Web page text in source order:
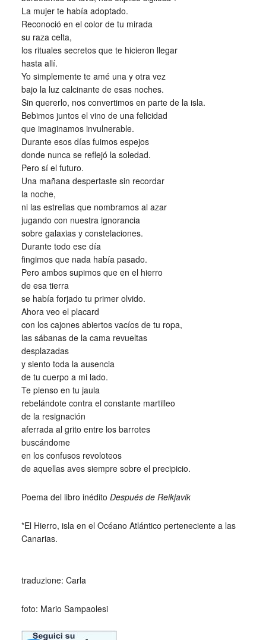
La mujer te había adoptado.
Reconoció en el color de tu mirada
su raza celta,
los rituales secretos que te hicieron llegar
hasta allí.
Yo simplemente te amé una y otra vez
bajo la luz calcinante de esas noches.
Sin quererlo, nos convertimos en parte de la isla.
Bebimos juntos el vino de una felicidad
que imaginamos invulnerable.
Durante esos días fuimos espejos
donde nunca se reflejó la soledad.
Pero sí el futuro.
Una mañana despertaste sin recordar
la noche,
ni las estrellas que nombramos al azar
jugando con nuestra ignorancia
sobre galaxias y constelaciones.
Durante todo ese día
fingimos que nada había pasado.
Pero ambos supimos que en el hierro
de esa tierra
se había forjado tu primer olvido.
Ahora veo el placard
con los cajones abiertos vacíos de tu ropa,
las sábanas de la cama revueltas
desplazadas
y siento toda la ausencia
de tu cuerpo a mi lado.
Te pienso en tu jaula
rebelándote contra el constante martilleo
de la resignación
aferrada al grito entre los barrotes
buscándome
en los confusos revoloteos
de aquellas aves siempre sobre el precipicio.
Poema del libro inédito Después de Reikjavik
*El Hierro, isla en el Océano Atlántico perteneciente a las
Canarias.
traduzione: Carla
foto: Mario Sampaolesi